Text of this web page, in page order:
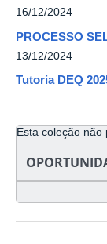
16/12/2024
PROCESSO
13/12/2024
Tutoria DEQ
Esta coleção não